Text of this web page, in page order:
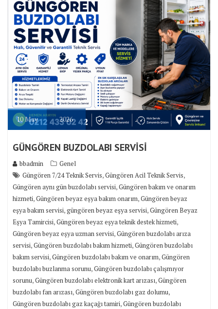
10May 2026
GÜNGÖREN BUZDOLABI SERVİSİ
bbadmin
Genel
Güngören 7/24 Teknik Servis,Güngören Acil Teknik Servis,
Güngören aynı gün buzdolabı servisi,Güngören bakım ve onarım
hizmeti,Güngören beyaz eşya bakım onarım,Güngören beyaz
eşya bakım servisi,güngören beyaz eşya servisi,Güngören Beyaz
Eşya Tamircisi,Güngören beyaz eşya teknik destek hizmeti,
Güngören beyaz eşya uzman servisi,Güngören buzdolabı arıza
servisi,Güngören buzdolabı bakım hizmeti,Güngören buzdolabı
bakım servisi,Güngören buzdolabı bakım ve onarım,Güngören
buzdolabı buzlanma sorunu,Güngören buzdolabı çalışmıyor
sorunu,Güngören buzdolabı elektronik kart arızası,Güngören
buzdolabı fan arızası,Güngören buzdolabı gaz dolumu,
Güngören buzdolabı gaz kaçağı tamiri,Güngören buzdolabı